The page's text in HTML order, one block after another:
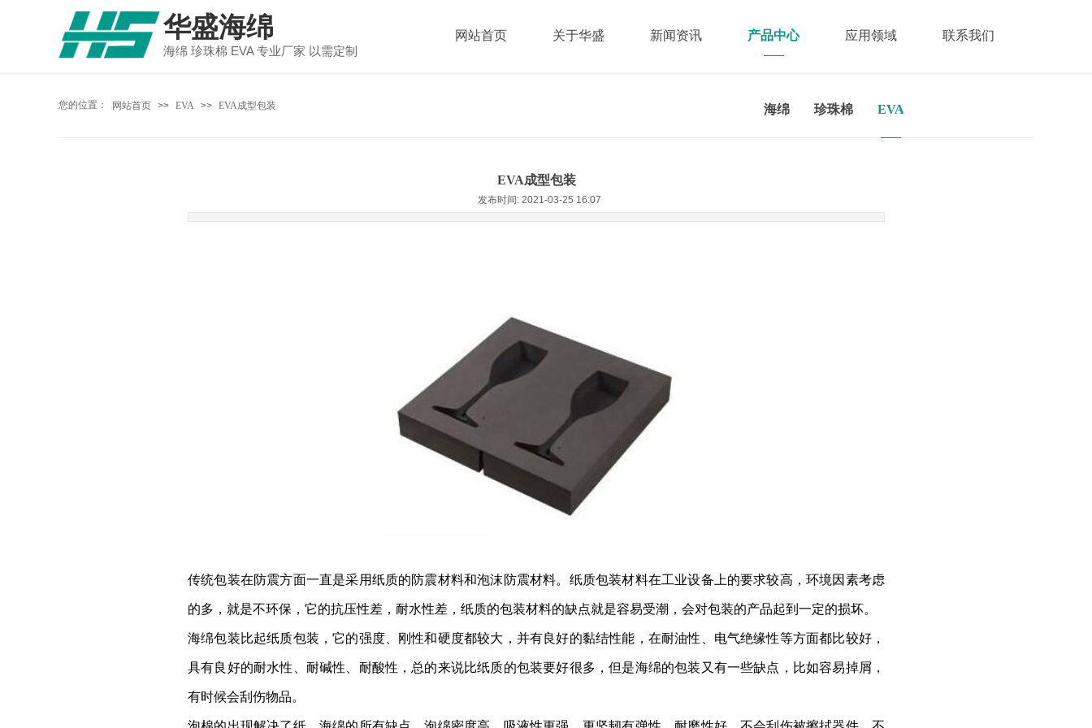
海绵 珍珠棉 EVA
您的位置： 网站首页 >> EVA >> EVA成型包装
EVA成型包装
发布时间: 2021-03-25 16:07
传统包装在防震方面一直是采用纸质的防震材料和泡沫防震材料。纸质包装材料在工业设备上的要求较高，环境因素考虑
的多，就是不环保，它的抗压性差，耐水性差，纸质的包装材料的缺点就是容易受潮，会对包装的产品起到一定的损坏。
海绵包装比起纸质包装，它的强度、刚性和硬度都较大，并有良好的黏结性能，在耐油性、电气绝缘性等方面都比较好，
具有良好的耐水性、耐碱性、耐酸性，总的来说比纸质的包装要好很多，但是海绵的包装又有一些缺点，比如容易掉屑，
有时候会刮伤物品。
华盛海绵
海绵 珍珠棉 EVA 专业厂家 以需定制
网站首页 关于华盛 新闻资讯 产品中心 应用领域 联系我们